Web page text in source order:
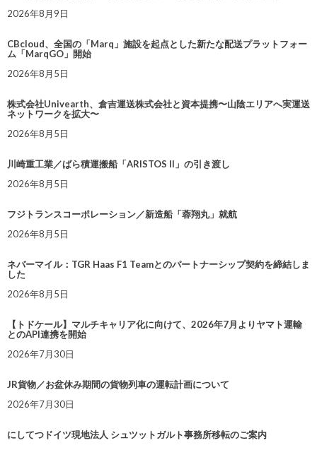
2026年8月9日
CBcloud、全国の「Marq」施設を起点とした新たな配送プラットフォー
ム「MarqGO」開始
2026年8月5日
株式会社Univearth、倉吉運送株式会社と資本提携〜山陰エリアへ実運送
ネットワークを拡大〜
2026年8月5日
川崎重工業／ばら積運搬船「ARISTOS II」の引き渡し
2026年8月5日
フジトランスコーポレーション／新造船「蓉翔丸」就航
2026年8月5日
ネバーマイル：TGR Haas F1 Teamとのパートナーシップ契約を締結しま
した
2026年8月5日
【トドケール】マルチキャリア化に向けて、2026年7月よりヤマト運輸
とのAPI連携を開始
2026年7月30日
JR貨物／お盆休み期間の貨物列車の運転計画について
2026年7月30日
にしてつドイツ現地法人 シュツットガルト事務所移転のご案内